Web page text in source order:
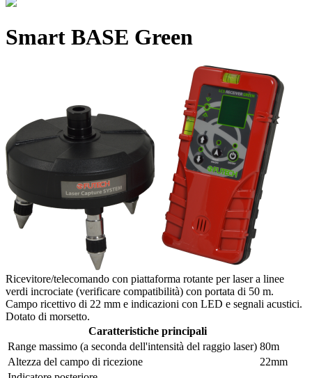
Smart BASE Green
Ricevitore/telecomando con piattaforma rotante per laser a linee
verdi incrociate (verificare compatibilità) con portata di 50 m.
Campo ricettivo di 22 mm e indicazioni con LED e segnali acustici.
Dotato di morsetto.
Caratteristiche principali
Range massimo (a seconda dell'intensità del raggio laser) 80m
Altezza del campo di ricezione
22mm